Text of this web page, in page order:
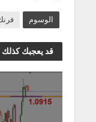
الوسوم
قد يعجبك كذلك